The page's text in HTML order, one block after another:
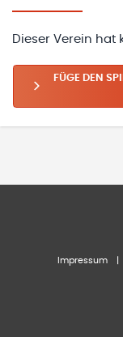
Dieser Verein
FÜGE DEN
Impressum